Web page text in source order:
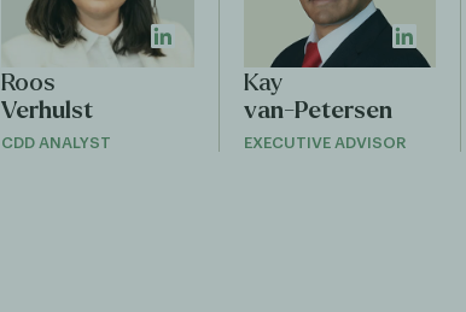
Roos
Verhulst
CDD ANALYST
Kay
van-Petersen
EXECUTIVE ADVISOR